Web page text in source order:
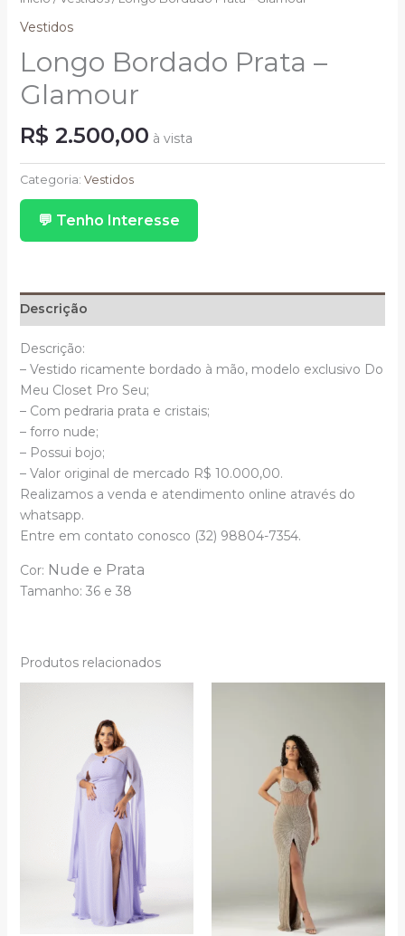
Vestidos
Longo Bordado Prata –
Glamour
R$ 2.500,00 à vista
Longo
Bordado
Prata
Glamour
Categoria: Vestidos
💬 Tenho Interesse
Descrição
Descrição:
– Vestido ricamente bordado à mão, modelo exclusivo Do
Meu Closet Pro Seu;
– Com pedraria prata e cristais;
– forro nude;
– Possui bojo;
– Valor original de mercado R$ 10.000,00.
Realizamos a venda e atendimento online através do
whatsapp.
Entre em contato conosco (32) 98804-7354.
Cor: Nude e Prata
Tamanho: 36 e 38
Produtos relacionados